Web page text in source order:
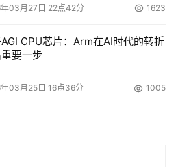
亚）”第四代AMD EPYC（霄
强大的通用型服务器处理器，该
度推出，相较于栈顶的第三代
品可提供超过75%的更强企业级
色未来
大会上承诺，将在2030年达到
03月27日 22点42分 1623
AGI CPU芯片：Arm在AI时代的转折
要一步
03月25日 16点36分 1005